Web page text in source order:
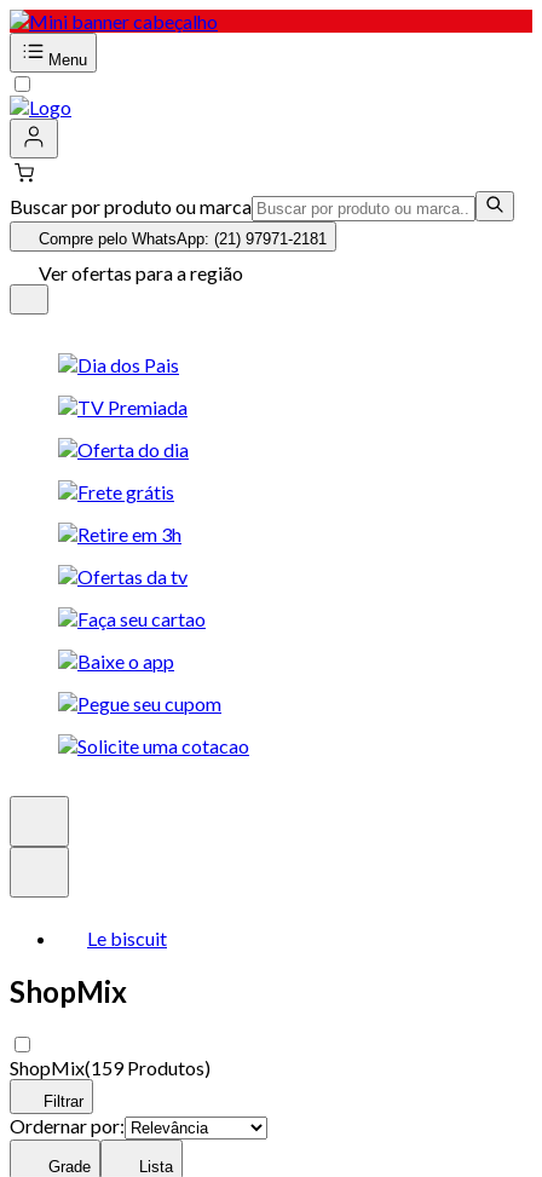
Menu
Buscar por produto ou marca
Compre pelo WhatsApp: (21) 97971-2181
Ver ofertas para a região
Le biscuit
ShopMix
ShopMix(159 Produtos)
Filtrar
Ordernar por:
Grade Lista